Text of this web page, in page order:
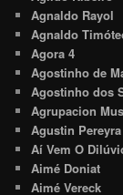
Agnaldo Rayol
Agnaldo
Agora 4
Agostinho de
Agostinho dos
Agrupacion
Agustin
Aí Vem O
Aimé Doniat
Aimé Vereck